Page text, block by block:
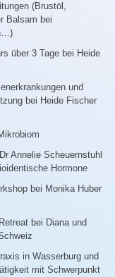
(Brustöl,
Balsam bei
über 3 Tage bei Heide
und
bei Heide Fischer
Annelie Scheuernstuhl
Hormone
bei Monika Huber
bei Diana und
in Wasserburg und
mit Schwerpunkt